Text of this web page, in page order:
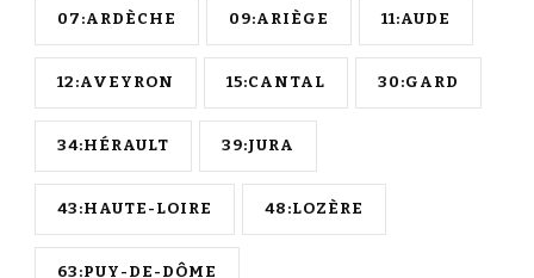
07:ARDÈCHE 09:ARIÈGE 11:AUDE
12:AVEYRON 15:CANTAL 30:GARD
34:HÉRAULT 39:JURA
43:HAUTE-LOIRE 48:LOZÈRE
63:PUY-DE-DÔME